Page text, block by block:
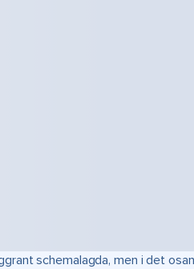
schemalagda, men i det